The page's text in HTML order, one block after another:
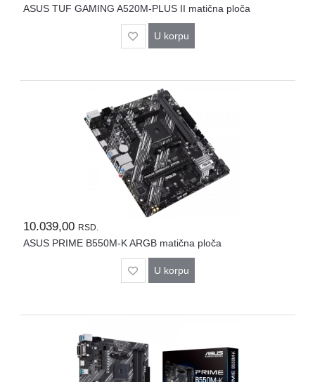
ASUS TUF GAMING A520M-PLUS II matična ploča
U korpu
10.039,00 RSD.
ASUS PRIME B550M-K ARGB matična ploča
U korpu